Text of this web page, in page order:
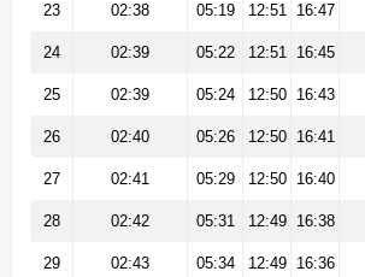
23 02:38 05:19 12:51 16:47
24 02:39 05:22 12:51 16:45
25 02:39 05:24 12:50 16:43
26 02:40 05:26 12:50 16:41
27 02:41 05:29 12:50 16:40
28 02:42 05:31 12:49 16:38
29 02:43 05:34 12:49 16:36